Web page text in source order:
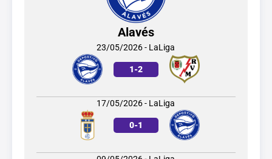
Alavés
23/05/2026 - LaLiga
1-2
17/05/2026 - LaLiga
0-1